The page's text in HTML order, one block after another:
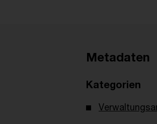
Metadaten
Kategorien